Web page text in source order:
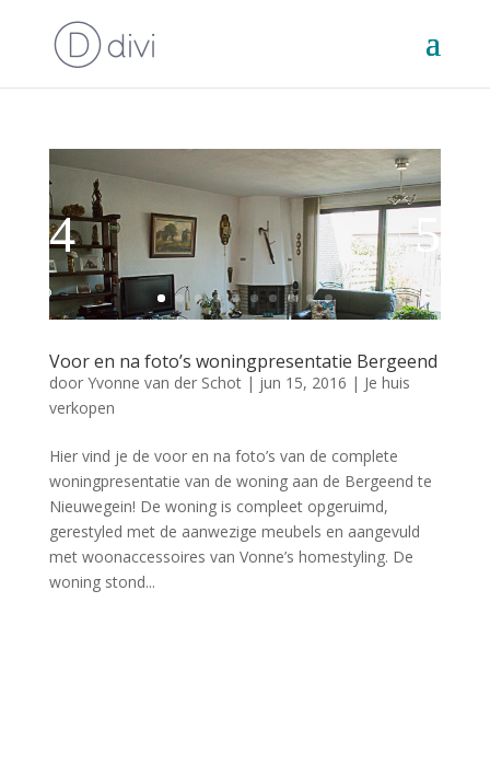
Voor en na foto’s woningpresentatie Bergeend
door Yvonne van der Schot| jun 15, 2016 | Je huis
verkopen
Hier vind je de voor en na foto’s van de complete
woningpresentatie van de woning aan de Bergeend te
Nieuwegein! De woning is compleet opgeruimd,
gerestyled met de aanwezige meubels en aangevuld
met woonaccessoires van Vonne’s homestyling. De
woning stond...